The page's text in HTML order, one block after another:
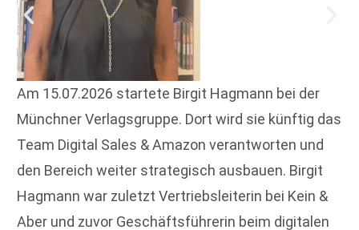
Am 15.07.2026 startete Birgit Hagmann bei der
Münchner Verlagsgruppe. Dort wird sie künftig das
Team Digital Sales & Amazon verantworten und
den Bereich weiter strategisch ausbauen. Birgit
Hagmann war zuletzt Vertriebsleiterin bei Kein &
Aber und zuvor Geschäftsführerin beim digitalen